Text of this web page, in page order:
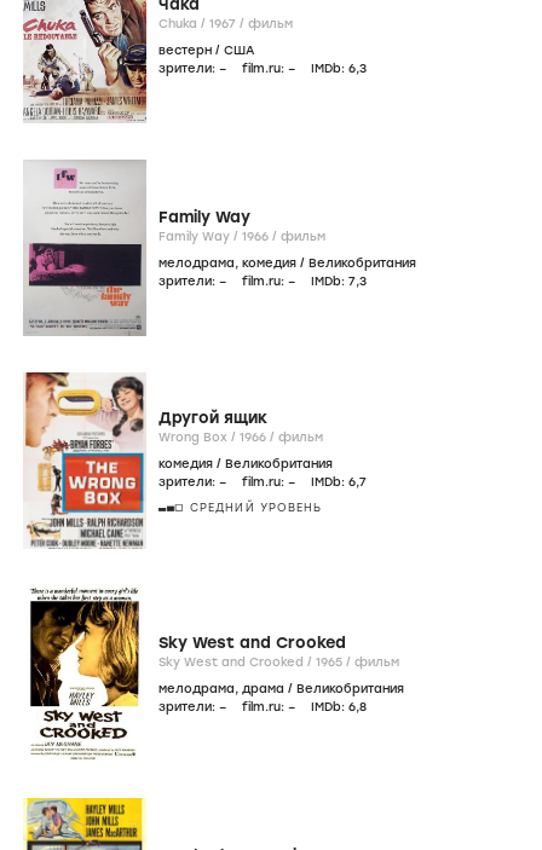
Чака
Chuka / 1967 / фильм
вестерн / США
зрители: – film.ru: – IMDb: 6,3
Family Way
Family Way / 1966 / фильм
мелодрама, комедия / Великобритания
зрители: – film.ru: – IMDb: 7,3
Другой ящик
Wrong Box / 1966 / фильм
комедия / Великобритания
зрители: – film.ru: – IMDb: 6,7
СРЕДНИЙ УРОВЕНЬ
Sky West and Crooked
Sky West and Crooked / 1965 / фильм
мелодрама, драма / Великобритания
зрители: – film.ru: – IMDb: 6,8